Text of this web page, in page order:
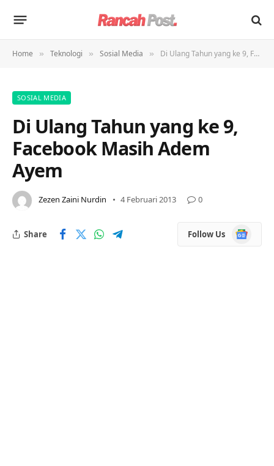
Home » Teknologi » Sosial Media » Di Ulang Tahun yang ke 9, Facebook Masih Adem Ayem
SOSIAL MEDIA
Di Ulang Tahun yang ke 9,
Facebook Masih Adem
Ayem
Zezen Zaini Nurdin 4 Februari 2013 0
Share Follow Us
Google
News